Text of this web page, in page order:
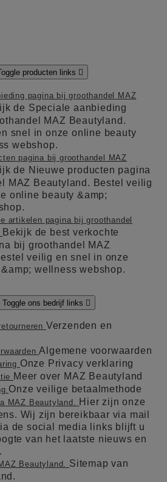
producten links 
pagina bij groothandel MAZ
de Speciale aanbieding
MAZ Beautyland.
snel in onze online beauty
webshop.
pagina bij groothandel MAZ
de Nieuwe producten pagina
MAZ Beautyland. Bestel veilig
online beauty &amp;
artikelen pagina bij groothandel
Bekijk de best verkochte
bij groothandel MAZ
veilig en snel in onze
wellness webshop.
Toggle ons bedrijf links 
Verzenden en
Algemene voorwaarden
Onze Privacy verklaring
Meer over MAZ Beautyland
Onze veilige betaalmethode
MAZ Beautyland.
Hier zijn onze
Wij zijn bereikbaar via mail
de social media links blijft u
van het laatste nieuws en
Beautyland. Sitemap van